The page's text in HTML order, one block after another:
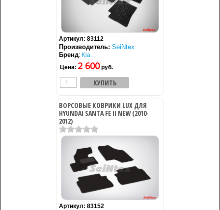
Артикул: 83112
Производитель: SeiNtex
Бренд: Kia
Цена: 2 600руб.
ВОРСОВЫЕ КОВРИКИ LUX ДЛЯ
HYUNDAI SANTA FE II NEW (2010-
2012)
Артикул: 83152